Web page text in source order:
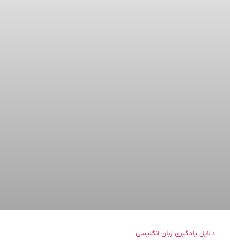
دلایل یادگیری زبان انگلیسی